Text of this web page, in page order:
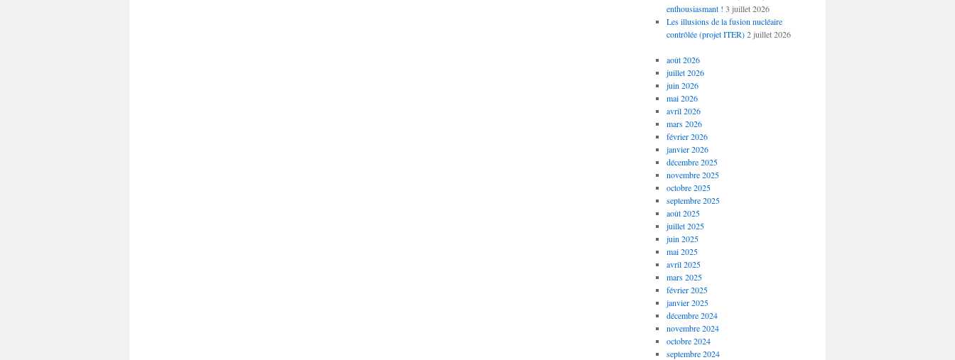
enthousiasmant ! 3 juillet 2026
Les illusions de la fusion nucléaire
contrôlée (projet ITER) 2 juillet 2026
août 2026
juillet 2026
juin 2026
mai 2026
avril 2026
mars 2026
février 2026
janvier 2026
décembre 2025
novembre 2025
octobre 2025
septembre 2025
août 2025
juillet 2025
juin 2025
mai 2025
avril 2025
mars 2025
février 2025
janvier 2025
décembre 2024
novembre 2024
octobre 2024
septembre 2024